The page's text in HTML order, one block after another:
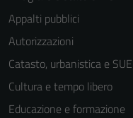
Appalti pubblici
Autorizzazioni
Catasto, urbanistica e SUE
Cultura e tempo libero
Educazione e formazione